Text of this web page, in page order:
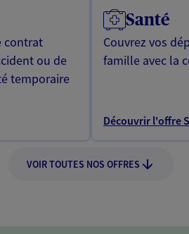
contrat
ou de
temporaire
Santé
Couvrez vos
famille avec la
Découvrir l'offre
VOIR TOUTES NOS OFFRES